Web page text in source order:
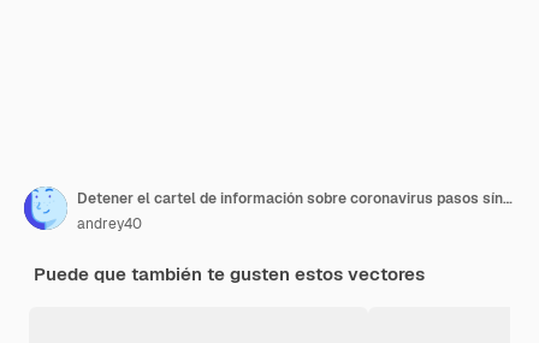
Detener el cartel de información sobre coronavirus pasos síntomas de enfermedad de prevención de pandemia viral
andrey40
Puede que también te gusten estos vectores